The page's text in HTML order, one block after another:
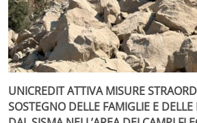
UNICREDIT ATTIVA MISURE
SOSTEGNO DELLE FAMIGLIE E DELLE